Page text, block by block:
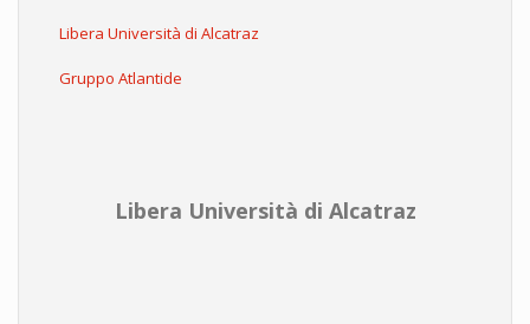
Libera Università di Alcatraz
Gruppo Atlantide
Libera Università di Alcatraz